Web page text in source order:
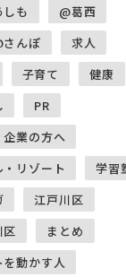
も
@葛西
さんぽ
求人
子育て
健康
PR
企業の方へ
・リゾート
学習
江戸川区
区
まとめ
を動かす人